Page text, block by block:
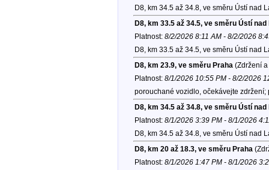
D8, km 34.5 až 34.8, ve směru Ústí nad
D8, km 33.5 až 34.5, ve směru Ústí nad
Platnost: 8/2/2026 8:11 AM - 8/2/2026
D8, km 33.5 až 34.5, ve směru Ústí nad
D8, km 23.9, ve směru Praha (Zdržení
Platnost: 8/1/2026 10:55 PM - 8/2/2026
porouchané vozidlo, očekávejte
D8, km 34.5 až 34.8, ve směru Ústí nad
Platnost: 8/1/2026 3:39 PM - 8/1/2026
D8, km 34.5 až 34.8, ve směru Ústí nad
D8, km 20 až 18.3, ve směru Praha
Platnost: 8/1/2026 1:47 PM - 8/1/2026